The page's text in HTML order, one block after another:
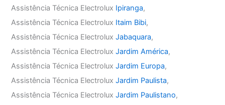
Assistência Técnica Electrolux Ipiranga,
Assistência Técnica Electrolux Itaim Bibi,
Assistência Técnica ElectroluxJabaquara,
Assistência Técnica ElectroluxJardim América,
Assistência Técnica ElectroluxJardim Europa,
Assistência Técnica ElectroluxJardim Paulista,
Assistência Técnica ElectroluxJardim Paulistano,